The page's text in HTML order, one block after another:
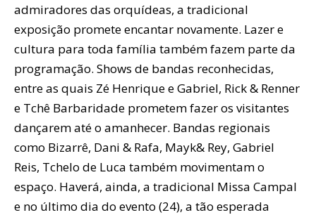
admiradores das orquídeas, a tradicional
exposição promete encantar novamente. Lazer e
cultura para toda família também fazem parte da
programação. Shows de bandas reconhecidas,
entre as quais Zé Henrique e Gabriel, Rick & Renner
e Tchê Barbaridade prometem fazer os visitantes
dançarem até o amanhecer. Bandas regionais
como Bizarrê, Dani & Rafa, Mayk& Rey, Gabriel
Reis, Tchelo de Luca também movimentam o
espaço. Haverá, ainda, a tradicional Missa Campal
e no último dia do evento (24), a tão esperada